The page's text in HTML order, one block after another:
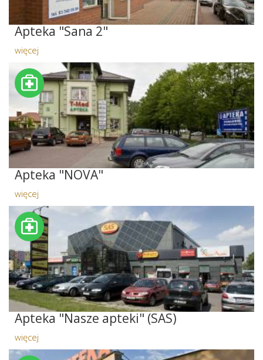
Apteka "Sana 2"
więcej
Apteka "NOVA"
więcej
Apteka "Nasze apteki" (SAS)
więcej